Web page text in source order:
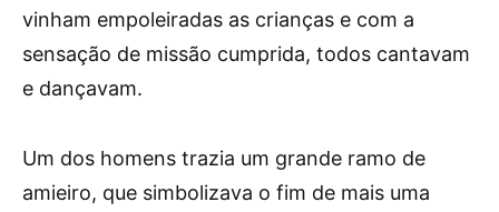
vinham empoleiradas as crianças e com a
sensação de missão cumprida, todos cantavam
e dançavam.
Um dos homens trazia um grande ramo de
amieiro, que simbolizava o fim de mais uma